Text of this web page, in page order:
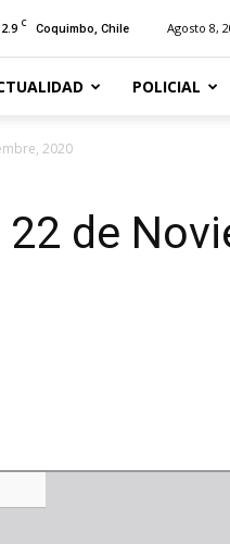
C Coquimbo, Chile Agosto 8,
POLICIAL
2020
de